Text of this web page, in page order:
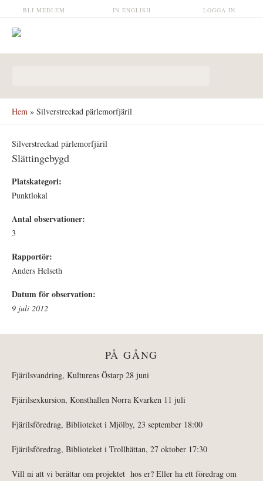
Hoppa till huvudinnehåll LOGGA IN
IN ENGLISH
BLI MEDLEM
Hem » Silverstreckad pärlemorfjäril
Silverstreckad pärlemorfjäril
Slättingebygd
Platskategori:
Punktlokal
Antal observationer:
3
Rapportör:
Anders Helseth
Datum för observation:
9 juli 2012
PÅ GÅNG
Fjärilsvandring, Kulturens Östarp 28 juni
Fjärilsexkursion, Konsthallen Norra Kvarken 11 juli
Fjärilsföredrag, Biblioteket i Mjölby, 23 september 18:00
Fjärilsföredrag, Biblioteket i Trollhättan, 27 oktober 17:30
Vill ni att vi berättar om projektet hos er? Eller ha ett föredrag om